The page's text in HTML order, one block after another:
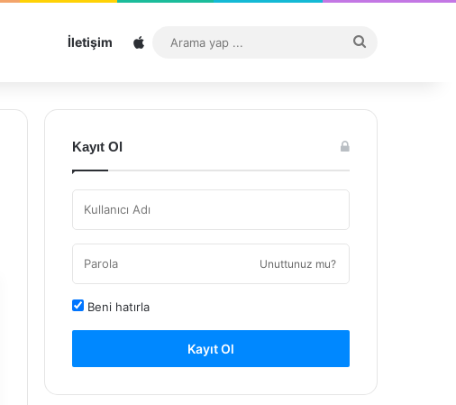
İletişim Sitemap
...
Kayıt Ol
Unuttunuz mu?
Beni hatırla
Kayıt Ol